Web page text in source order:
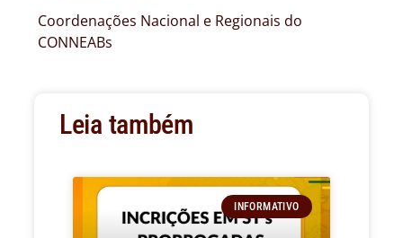
Coordenações Nacional e Regionais do
CONNEABs
Leia também
INFORMATIVO